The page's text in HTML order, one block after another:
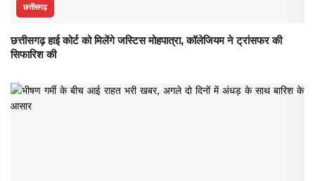
छत्तीसगढ़
छत्तीसगढ़ हाई कोर्ट को मिलेंगे जस्टिस मोहपात्रा, कॉलेजियम ने ट्रांसफर की
सिफारिश की